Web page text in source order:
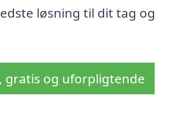
løsning til dit tag og
gratis og uforpligtende